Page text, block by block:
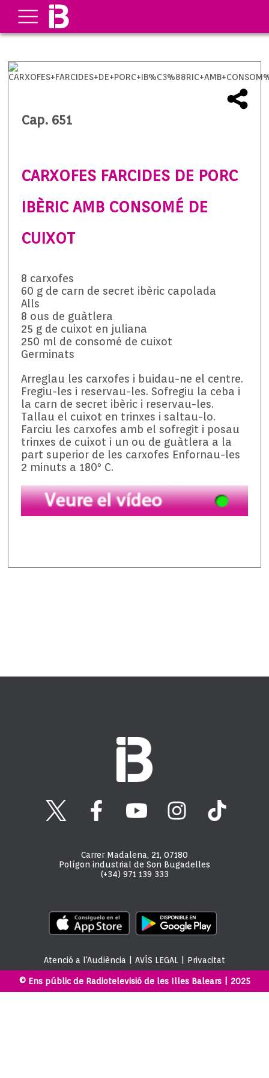
Cap. 651
CARXOFES FARCIDES DE PORC
IBÈRIC AMB CONSOMÉ DE
CUIXOT
8 carxofes
60 g de carn de secret ibèric capolada
Alls
8 ous de guàtlera
25 g de cuixot en juliana
250 ml de consomé de cuixot
Germinats
Arreglau les carxofes i buidau-ne el centre.
Fregiu-les i reservau-les. Sofregiu la ceba i
la carn de secret ibèric i reservau-les.
Tallau el cuixot en trinxes i saltau-lo.
Farciu les carxofes amb el sofregit i posau
trinxes de cuixot i un ou de guàtlera a la
part superior de les carxofes Enfornau-les
2 minuts a 180º C.
Carrer Madalena, 21, 07180
Polígon industrial de Son Bugadelles
(+34) 971 139 333
Atenció a l'Audiència AVÍS LEGAL Privacitat
© Ens públic de Radiotelevisió de les Illes Balears | 2025